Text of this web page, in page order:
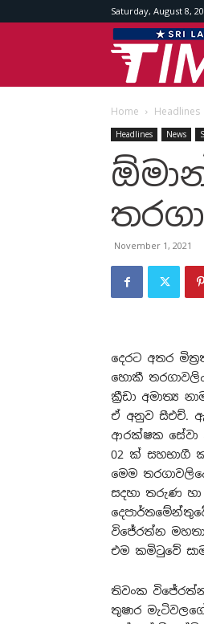
Saturday, August 8,
Home Headlines
Headlines News
November 1, 2021
දෙරට අතර
හොකී
ක්‍රීඩා අමාත්‍ය
ඒ අනුව සීඑච්.
ආරක්ෂක සේවා
02 ක් සහභාගී
මෙම
සදහා තරුණ හා
විජේරත්න
එම කමිටුවේ
තිවංක
තුෂාර